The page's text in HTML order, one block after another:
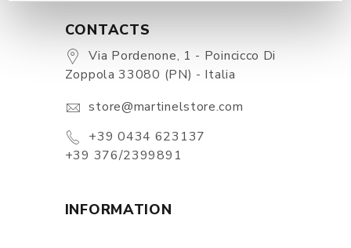
CONTACTS
Via Pordenone, 1 - Poincicco Di
Zoppola 33080 (PN) - Italia
store@martinelstore.com
+39 0434 623137
+39 376/2399891
INFORMATION